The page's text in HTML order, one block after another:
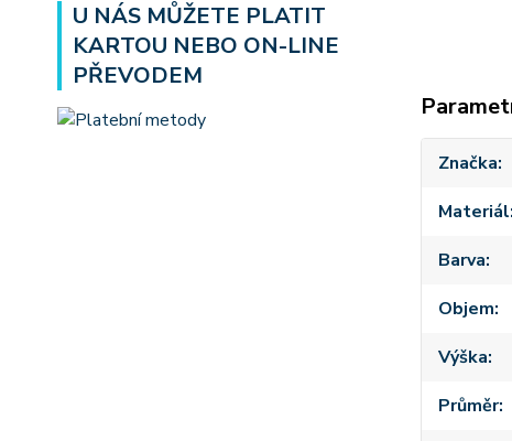
U NÁS MŮŽETE PLATIT
KARTOU NEBO ON-LINE
PŘEVODEM
Značka
Materiál
Barva
Objem
Výška
Průměr